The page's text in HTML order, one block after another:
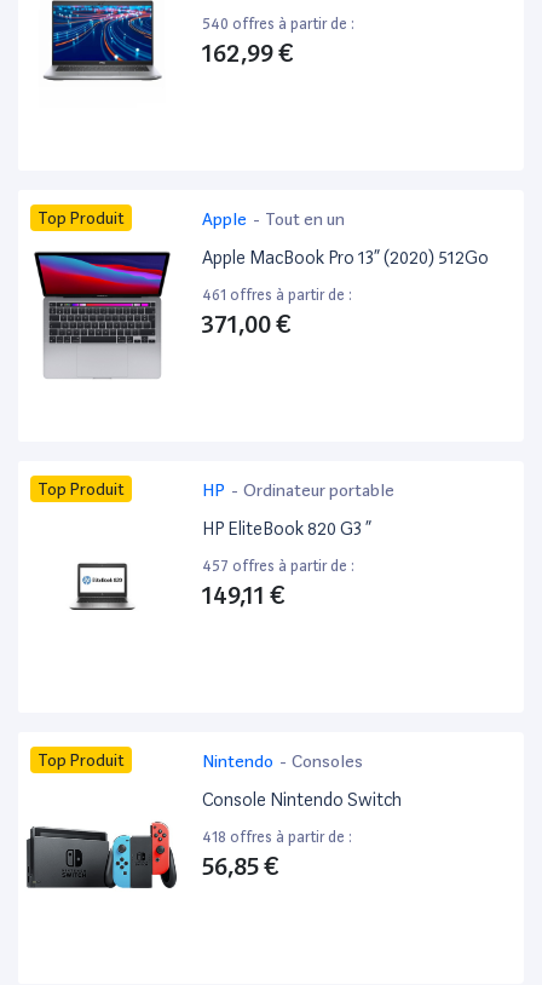
540 offres à partir de :
162,99 €
Top Produit Apple - Tout en un
Apple MacBook Pro 13” (2020) 512Go
461 offres à partir de :
371,00 €
Top Produit HP - Ordinateur portable
HP EliteBook 820 G3 ”
457 offres à partir de :
149,11 €
Top Produit Nintendo - Consoles
Console Nintendo Switch
418 offres à partir de :
56,85 €